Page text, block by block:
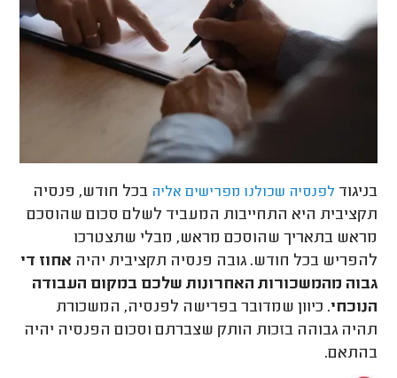
בניגוד לפנסיה שכולנו מפרישים אליה בכל חודש, פנסיה
תקציבית היא התחייבות המעביד לשלם סכום שהוסכם
מראש בתאריך שהוסכם מראש, מבלי שתצטרכו
להפריש בכל חודש. גובה פנסיה תקציבית יהיה אחוז די
גבוה מהמשכורות האחרונות שלכם במקום העבודה
הנוכחי. כיוון שמדובר בפרישה לפנסיה, המשכורת
תהיה גבוהה בזכות הותק שצברתם וסכום הפנסיה יהיה
בהתאם.